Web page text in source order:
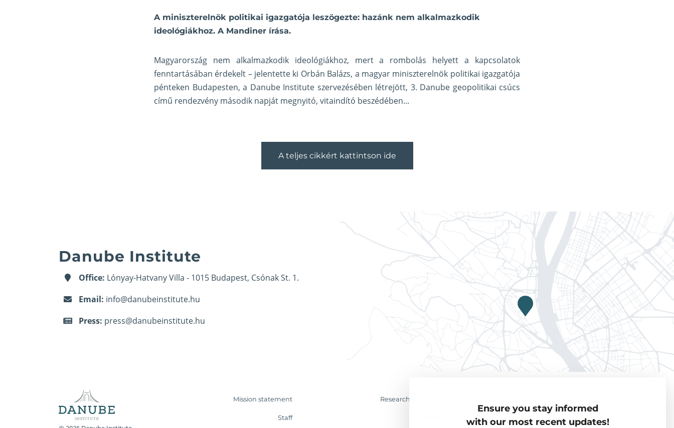
Ensure you stay informed
with our most recent updates!
A miniszterelnök politikai igazgatója leszögezte: hazánk nem alkalmazkodik
ideológiákhoz. A Mandiner írása.
Magyarország nem alkalmazkodik ideológiákhoz, mert a rombolás helyett a kapcsolatok
fenntartásában érdekelt – jelentette ki Orbán Balázs, a magyar miniszterelnök politikai igazgatója
pénteken Budapesten, a Danube Institute szervezésében létrejött, 3. Danube geopolitikai csúcs
című rendezvény második napját megnyitó, vitaindító beszédében...
A teljes cikkért kattintson ide
Danube Institute
Office: Lónyay-Hatvany Villa - 1015 Budapest, Csónak St. 1.
Email: info@danubeinstitute.hu
Press: press@danubeinstitute.hu
Mission statement Research & Analyses
Staff Visiting Fellows